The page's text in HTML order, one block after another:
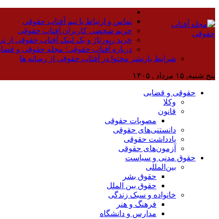
تماس و ارتباط با تیم آفتاب حقوقی
حریم شخصی کاربران آفتاب حقوقی
خرید رپورتاژ و بک لینک آفتاب حقوقی از
درباره آفتاب حقوقی؛ مجله حقوقی و
شرایط بازنشر محتوا در آفتاب حقوقی از رسانه ها
پنج شنبه, ۱۵ مرداد , ۱۴۰۵
حقوقی و قضایی
وکلا
قانون
مصوبات حقوقی
دانستنی‌های حقوقی
یادداشت حقوقی
آزمون‌های حقوقی
حقوق مدنی و سیاست
بین‌المللی
حقوق بشر
حقوق بین الملل
خانواده و سبک زندگی
فرهنگ و هنر
مدارس و دانشگاه